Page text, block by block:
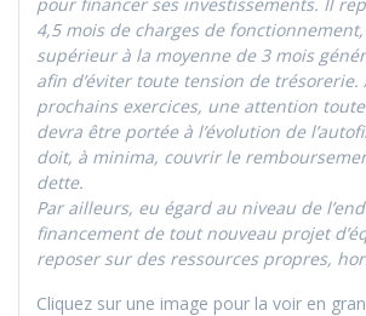
4,5 mois de charges de
supérieur à la moyenne de 3 mois
afin d’éviter toute tension de trésorerie.
prochains exercices, une attention
devra être portée à l’évolution de
doit, à minima, couvrir le
dette.
Par ailleurs, eu égard au niveau de
financement de tout nouveau projet
reposer sur des ressources propres,
Cliquez sur une image pour la voir en